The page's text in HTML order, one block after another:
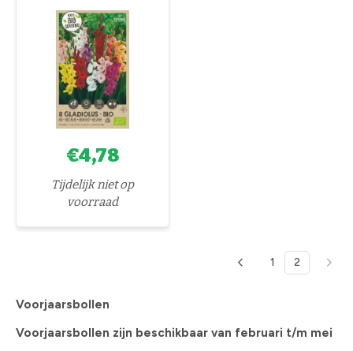
€4,78
Tijdelijk niet op
voorraad
1 2
Voorjaarsbollen
Voorjaarsbollen zijn beschikbaar van februari t/m mei